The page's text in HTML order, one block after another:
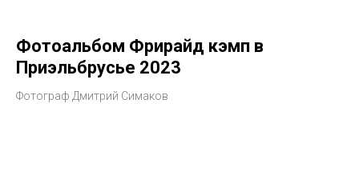
Фотоальбом Фрирайд кэмп в
Приэльбрусье 2023
Фотограф Дмитрий Симаков